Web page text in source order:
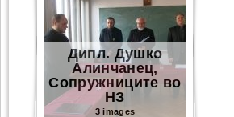
Дипл. Душко
Алинчанец,
Сопружниците во
НЗ
3 images